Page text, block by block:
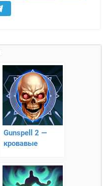
Gunspell 2 —
кровавые